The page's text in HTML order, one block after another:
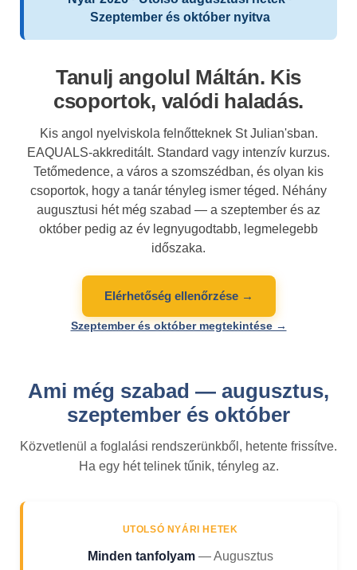
Szeptember és október nyitva
Tanulj angolul Máltán. Kis
csoportok, valódi haladás.
Kis angol nyelviskola felnőtteknek St Julian'sban.
EAQUALS-akkreditált. Standard vagy intenzív kurzus.
Tetőmedence, a város a szomszédban, és olyan kis
csoportok, hogy a tanár tényleg ismer téged. Néhány
augusztusi hét még szabad — a szeptember és az
október pedig az év legnyugodtabb, legmelegebb
időszaka.
Elérhetőség ellenőrzése →
Szeptember és október megtekintése →
Ami még szabad — augusztus,
szeptember és október
Közvetlenül a foglalási rendszerünkből, hetente frissítve.
Ha egy hét telinek tűnik, tényleg az.
UTOLSÓ NYÁRI HETEK
Minden tanfolyam — Augusztus